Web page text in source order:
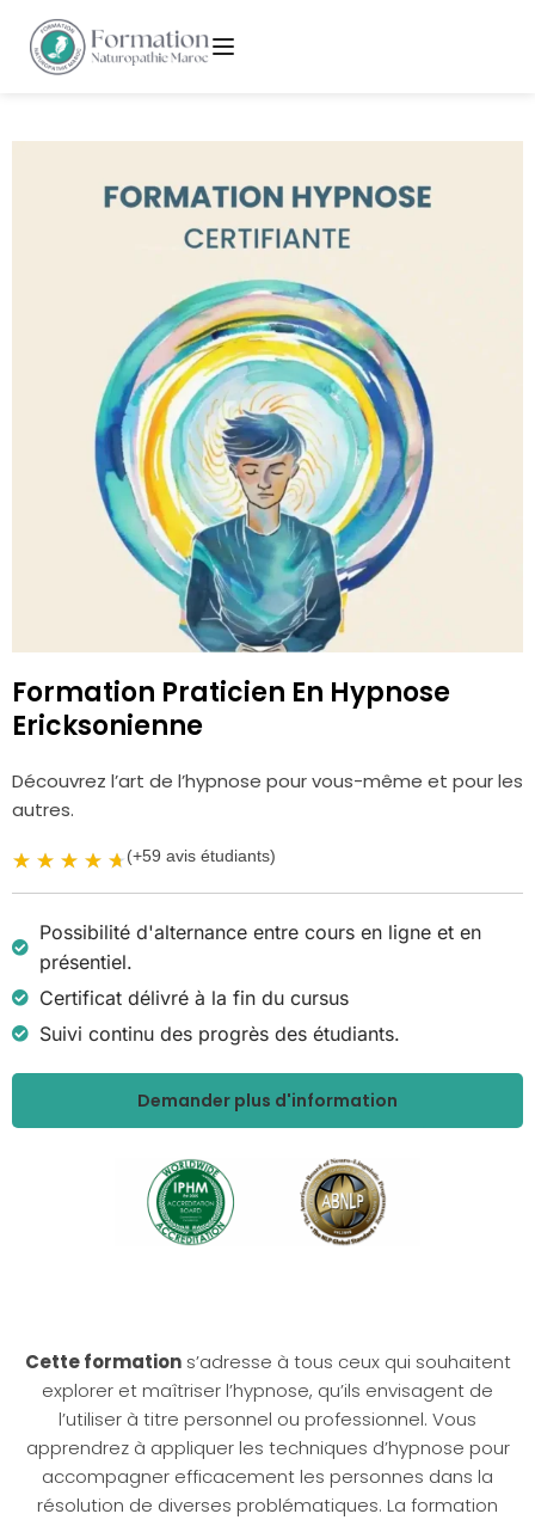
Formation Praticien En Hypnose
Ericksonienne
Découvrez l’art de l’hypnose pour vous-même et pour les
autres.
(+59 avis étudiants)
Possibilité d'alternance entre cours en ligne et en
présentiel.
Certificat délivré à la fin du cursus
Suivi continu des progrès des étudiants.
Demander plus d'information
Cette formations’adresse à tous ceux qui souhaitent
explorer et maîtriser l’hypnose, qu’ils envisagent de
l’utiliser à titre personnel ou professionnel. Vous
apprendrez à appliquer les techniques d’hypnose pour
accompagner efficacement les personnes dans la
résolution de diverses problématiques. La formation